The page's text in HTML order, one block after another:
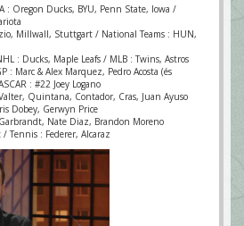
: Oregon Ducks, BYU, Penn State, Iowa /
Millwall, Stuttgart / National Teams : HUN,
: Ducks, Maple Leafs / MLB : Twins, Astros
: Marc & Alex Marquez, Pedro Acosta (és
: #22 Joey Logano
Quintana, Contador, Cras, Juan Ayuso
Dobey, Gerwyn Price
Nate Diaz, Brandon Moreno
Tennis : Federer, Alcaraz